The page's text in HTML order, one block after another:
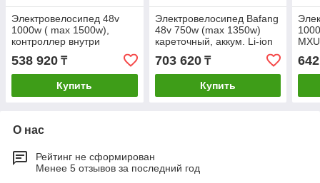
Электровелосипед 48v
1000w ( max 1500w),
контроллер внутри
мотора, прямой привод,
аккум. Li-ion 48v 25 A/H.
Рама 19". Кол. 26"
538 920 ₸
Купить
Электровелосипед Bafang
48v 750w (max 1350w)
кареточный, аккум. Li-ion
48v 20A/H . Кол. 26".
703 620₸
Купить
A/
О нас
Рейтинг не сформирован
Менее 5 отзывов за последний год